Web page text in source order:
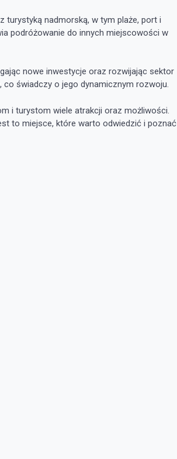
turystyką nadmorską, w tym plaże, port i
podróżowanie do innych miejscowości w
nowe inwestycje oraz rozwijając sektor
świadczy o jego dynamicznym rozwoju.
i turystom wiele atrakcji oraz możliwości.
to miejsce, które warto odwiedzić i poznać